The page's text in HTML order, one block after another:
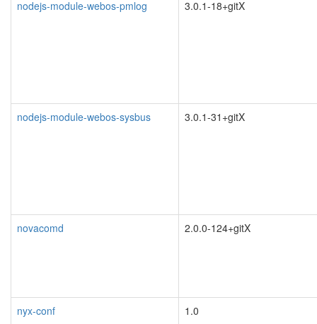
nodejs-module-webos-pmlog 3.0.1-18+gitX
nodejs-module-webos-sysbus 3.0.1-31+gitX
novacomd 2.0.0-124+gitX
nyx-conf 1.0